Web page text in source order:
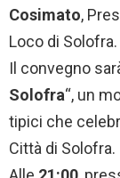
Cosimato,
Loco di Solofra.
Il convegno
Solofra“, un
tipici che
Città di Solofra.